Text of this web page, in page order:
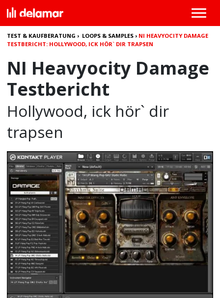
TEST & KAUFBERATUNG › LOOPS & SAMPLES › NI HEAVYOCITY DAMAGE
TESTBERICHT: HOLLYWOOD, ICK HÖR` DIR TRAPSEN
NI Heavyocity Damage
Testbericht
Hollywood, ick hör` dir
trapsen